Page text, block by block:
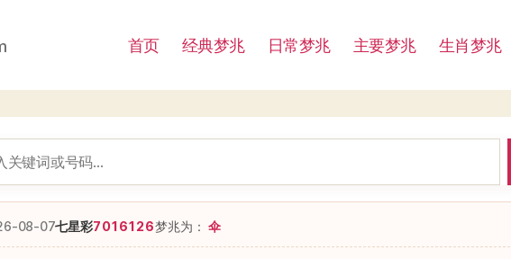
首页 经典梦兆 日常梦兆 主要梦兆 生肖梦兆
08-07七星彩7016126梦兆为：伞